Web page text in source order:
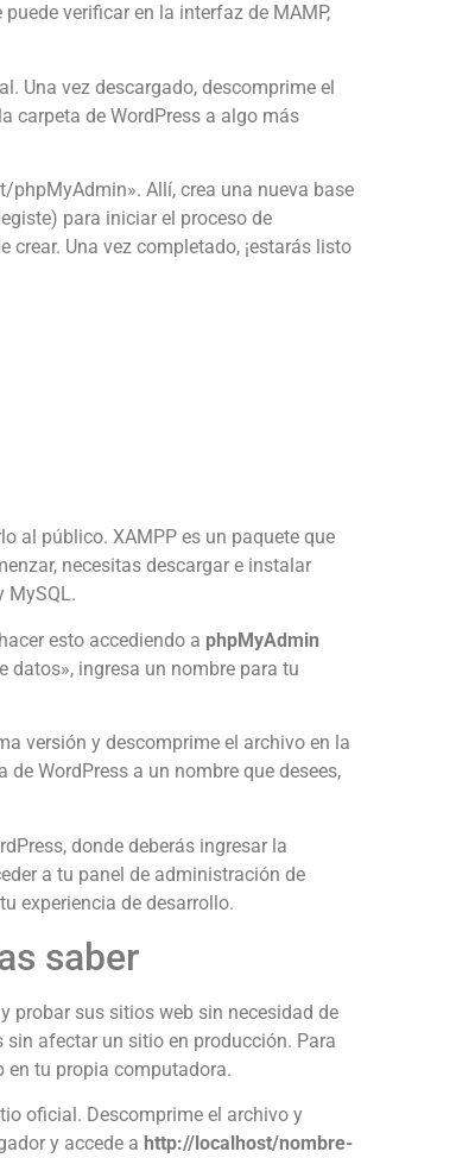
verificar en la interfaz de MAMP,
Una vez descargado, descomprime el
carpeta de WordPress a algo más
phpMyAdmin». Allí, crea una nueva base
para iniciar el proceso de
Una vez completado, ¡estarás listo
al público. XAMPP es un paquete que
necesitas descargar e instalar
MySQL.
esto accediendo a phpMyAdmin
datos», ingresa un nombre para tu
versión y descomprime el archivo en la
de WordPress a un nombre que desees,
donde deberás ingresar la
a tu panel de administración de
experiencia de desarrollo.
saber
probar sus sitios web sin necesidad de
afectar un sitio en producción. Para
en tu propia computadora.
oficial. Descomprime el archivo y
y accede a http://localhost/nombre-